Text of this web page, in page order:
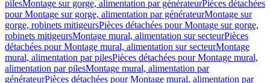
pilesMontage sur gorge, alimentation par générateurPièces détachées
pour Montage sur gorge, alimentation par générateurMontage sur
gorge, robinets mitigeursPièces détachées pour Montage sur gorge,
robinets mitigeursMontage mural, alimentation sur secteurPièces
détachées pour Montage mural, alimentation sur secteurMontage
mural, alimentation par pilesPièces détachées pour Montage mural,
alimentation par pilesMontage mural, alimentation par
générateurPièces détachées pour Montage mural, alimentation par